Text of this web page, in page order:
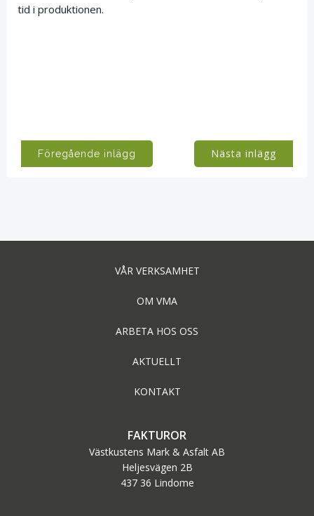
tid i produktionen.
Post
Föregående inlägg
PostNästa inlägg
VÅR VERKSAMHET
OM VMA
ARBETA HOS OSS
AKTUELLT
KONTAKT
FAKTUROR
Västkustens Mark & Asfalt AB
Heljesvägen 2B
437 36 Lindome